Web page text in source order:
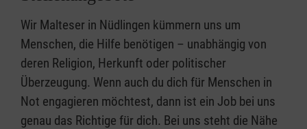
Wir Malteser in Nüdlingen kümmern uns um
Menschen, die Hilfe benötigen – unabhängig von
deren Religion, Herkunft oder politischer
Überzeugung. Wenn auch du dich für Menschen in
Not engagieren möchtest, dann ist ein Job bei uns
genau das Richtige für dich. Bei uns steht die Nähe